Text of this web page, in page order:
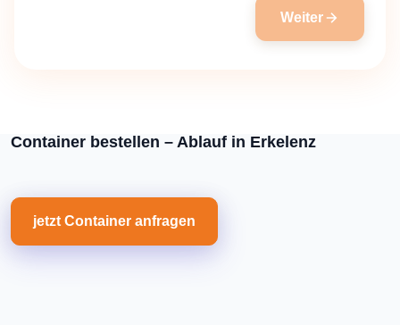
Weiter
Container bestellen – Ablauf in Erkelenz
jetzt Container anfragen